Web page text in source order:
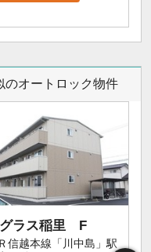
オートロック物件
ラス稲里 F
信越本線「川中島」駅